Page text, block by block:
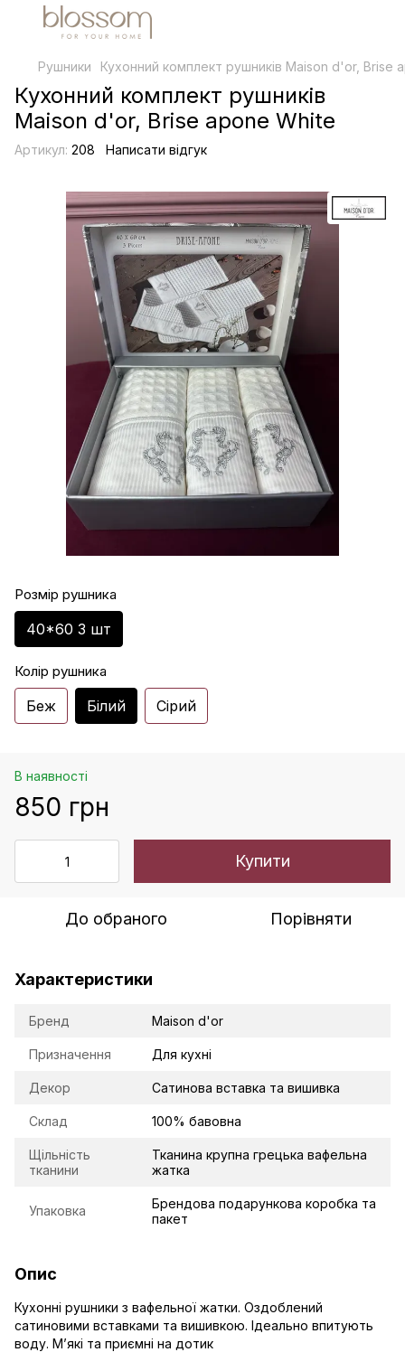
Рушники Кухонний комплект рушників Maison d'or, Brise
Кухонний комплект рушників
Maison d'or, Brise apone White
Артикул: 208 Написати відгук
Розмір рушника
40*60 3 шт
Колір рушника
Беж Білий Сірий
В наявності
850 грн
Купити
До обраного Порівняти
Характеристики
Бренд Maison d'or
Призначення Для кухні
Декор Сатинова вставка та вишивка
Склад 100% бавовна
Щільність
тканини
Тканина крупна грецька вафельна
жатка
Упаковка
Брендова подарункова коробка та
пакет
Опис
Кухонні рушники з вафельної жатки. Оздоблений
сатиновими вставками та вишивкою. Ідеально впитують
воду. Мʼякі та приємні на дотик